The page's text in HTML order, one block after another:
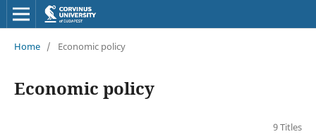
Home / Economic policy
Economic policy
9 Titles